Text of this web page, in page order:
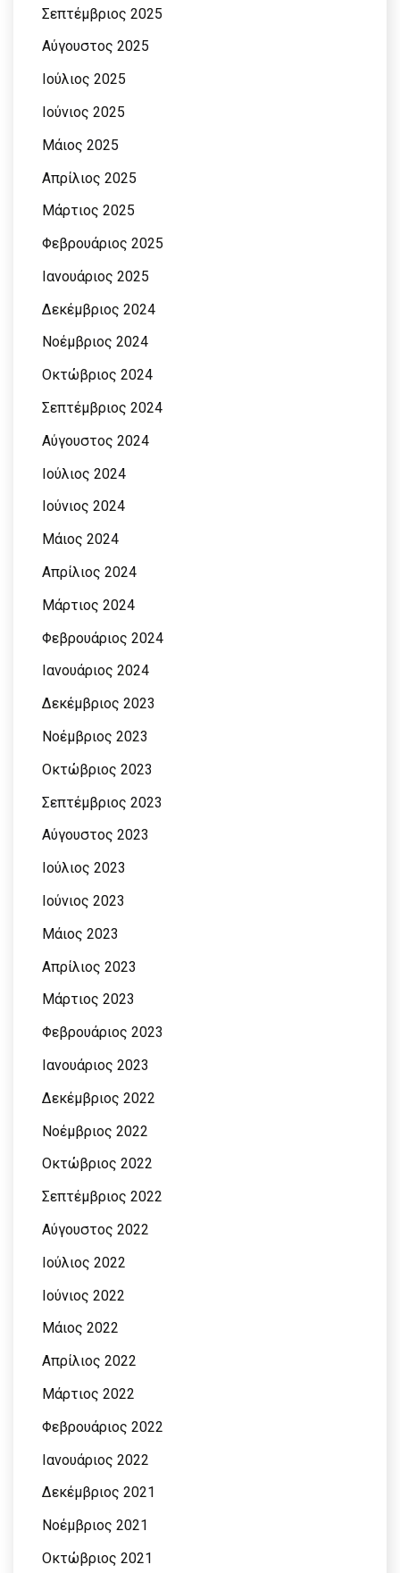
Σεπτέμβριος 2025
Αύγουστος 2025
Ιούλιος 2025
Ιούνιος 2025
Μάιος 2025
Απρίλιος 2025
Μάρτιος 2025
Φεβρουάριος 2025
Ιανουάριος 2025
Δεκέμβριος 2024
Νοέμβριος 2024
Οκτώβριος 2024
Σεπτέμβριος 2024
Αύγουστος 2024
Ιούλιος 2024
Ιούνιος 2024
Μάιος 2024
Απρίλιος 2024
Μάρτιος 2024
Φεβρουάριος 2024
Ιανουάριος 2024
Δεκέμβριος 2023
Νοέμβριος 2023
Οκτώβριος 2023
Σεπτέμβριος 2023
Αύγουστος 2023
Ιούλιος 2023
Ιούνιος 2023
Μάιος 2023
Απρίλιος 2023
Μάρτιος 2023
Φεβρουάριος 2023
Ιανουάριος 2023
Δεκέμβριος 2022
Νοέμβριος 2022
Οκτώβριος 2022
Σεπτέμβριος 2022
Αύγουστος 2022
Ιούλιος 2022
Ιούνιος 2022
Μάιος 2022
Απρίλιος 2022
Μάρτιος 2022
Φεβρουάριος 2022
Ιανουάριος 2022
Δεκέμβριος 2021
Νοέμβριος 2021
Οκτώβριος 2021